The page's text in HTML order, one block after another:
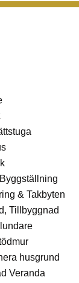
& Takbyten
Tillbyggnad
husgrund
Veranda